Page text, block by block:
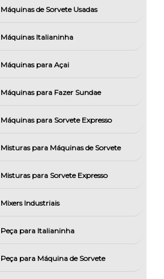
Máquinas de Sorvete Usadas
Máquinas Italianinha
Máquinas para Açai
Máquinas para Fazer Sundae
Máquinas para Sorvete Expresso
Misturas para Máquinas de Sorvete
Misturas para Sorvete Expresso
Mixers Industriais
Peça para Italianinha
Peça para Máquina de Sorvete